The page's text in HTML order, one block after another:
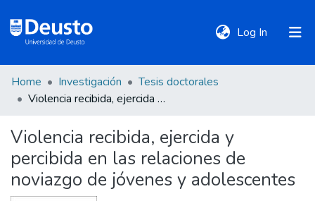
Log In (current)
DeustoTeka
Communities
&
Collections
Home Investigación
Tesis doctorales
Violencia recibida, ejercida y percibida en las relaciones de noviazgo de jóvenes y adolescentes
Violencia recibida, ejercida y
percibida en las relaciones de
noviazgo de jóvenes y adolescentes